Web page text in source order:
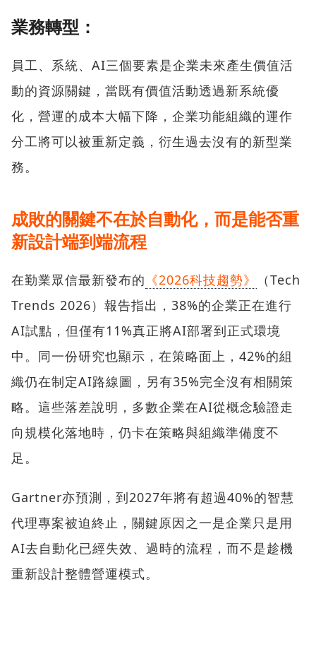
業務轉型：
員工、系統、AI三個要素是企業未來產生價值活
動的資源關鍵，當既有價值活動透過新系統優
化，營運的成本大幅下降，企業功能組織的運作
分工將可以被重新定義，衍生過去沒有的新型業
務。
成敗的關鍵不在於自動化，而是能否重
新設計端到端流程
在勤業眾信最新發布的 《2026科技趨勢》
（Tech
Trends 2026）報告指出，38%的企業正在進行
AI試點，但僅有11%真正將AI部署到正式環境
中。同一份研究也顯示，在策略面上，42%的組
織仍在制定AI路線圖，另有35%完全沒有相關策
略。這些落差說明，多數企業在AI從概念驗證走
向規模化落地時，仍卡在策略與組織準備度不
足。
Gartner亦預測，到2027年將有超過40%的智慧
代理專案被迫終止，關鍵原因之一是企業只是用
AI去自動化已經失效、過時的流程，而不是趁機
重新設計整體營運模式。